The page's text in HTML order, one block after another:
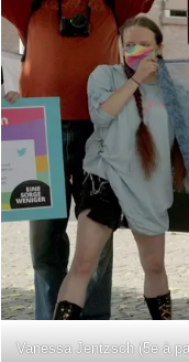
Vanessa Jentzsch (5e à